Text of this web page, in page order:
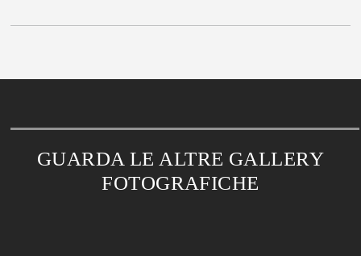
GUARDA LE ALTRE GALLERY
FOTOGRAFICHE